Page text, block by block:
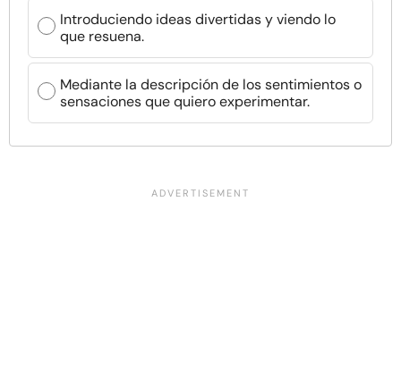
Introduciendo ideas divertidas y viendo lo
que resuena.
Mediante la descripción de los sentimientos o
sensaciones que quiero experimentar.